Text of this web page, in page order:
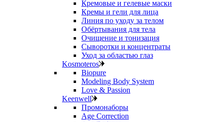
Кремовые и гелевые маски
Кремы и гели для лица
Линия по уходу за телом
Обёртывания для тела
Очищение и тонизация
Сыворотки и концентраты
Уход за областью глаз
Kosmoteros
Biopure
Modeling Body System
Love & Passion
Keenwell
Промонаборы
Age Correction